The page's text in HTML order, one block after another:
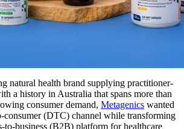
natural health brand supplying practitioner-
a history in Australia that spans more than
consumer demand, Metagenics wanted
consumer (DTC) channel while transforming
to-business (B2B) platform for healthcare